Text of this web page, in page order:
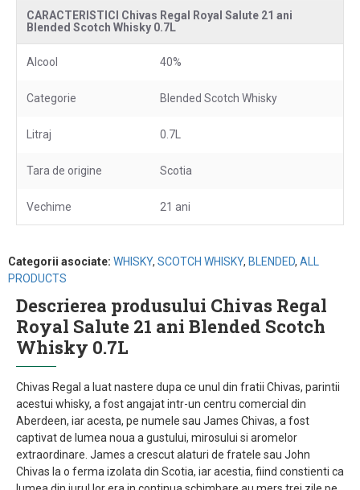
CARACTERISTICI Chivas Regal Royal Salute 21 ani
Blended Scotch Whisky 0.7L
Alcool 40%
Categorie Blended Scotch Whisky
Litraj 0.7L
Tara de origine Scotia
Vechime 21 ani
Categorii asociate: WHISKY, SCOTCH WHISKY, BLENDED, ALL
PRODUCTS
Descrierea produsului Chivas Regal
Royal Salute 21 ani Blended Scotch
Whisky 0.7L
Chivas Regal a luat nastere dupa ce unul din fratii Chivas, parintii
acestui whisky, a fost angajat intr-un centru comercial din
Aberdeen, iar acesta, pe numele sau James Chivas, a fost
captivat de lumea noua a gustului, mirosului si aromelor
extraordinare. James a crescut alaturi de fratele sau John
Chivas la o ferma izolata din Scotia, iar acestia, fiind constienti ca